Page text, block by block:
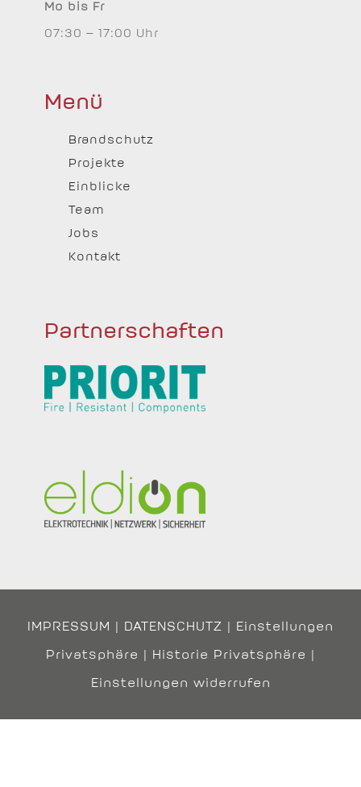
Mo bis Fr
07:30 – 17:00 Uhr
Menü
Brandschutz
Projekte
Einblicke
Team
Jobs
Kontakt
Partnerschaften
IMPRESSUM DATENSCHUTZ Einstellungen
Privatsphäre Historie Privatsphäre
Einstellungen widerrufen